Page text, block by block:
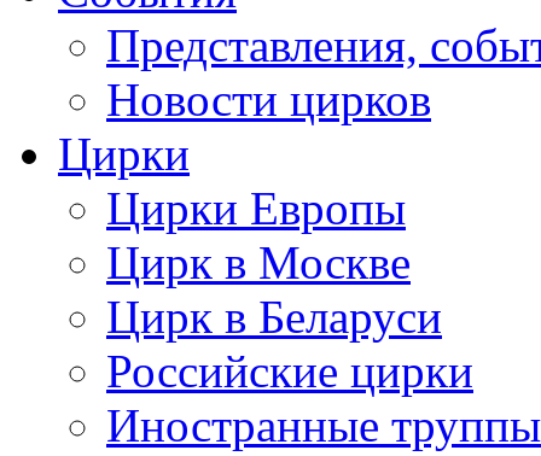
Представления,
Новости цирков
Цирки
Цирки Европы
Цирк в Москве
Цирк в Беларуси
Российские цирки
Иностранные труппы